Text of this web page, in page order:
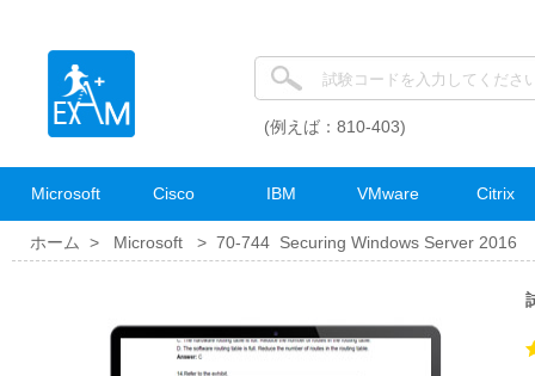
(例えば：810-403)
Microsoft Cisco IBM VMware Citrix
ホーム > Microsoft > 70-744 Securing Windows Server 2016